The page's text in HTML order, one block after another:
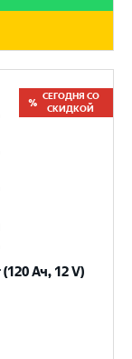
СЕГОДНЯ СО
СКИДКОЙ
Ач, 12 V)